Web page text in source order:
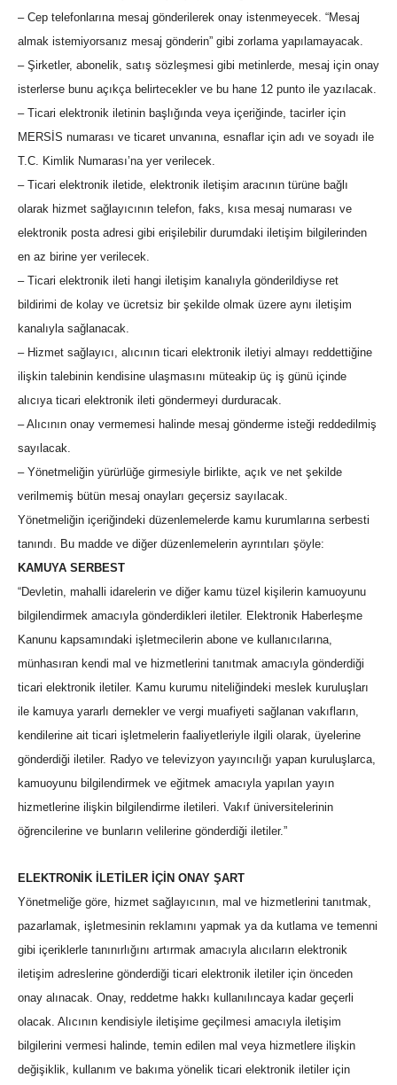
– Cep telefonlarına mesaj gönderilerek onay istenmeyecek. “Mesaj
almak istemiyorsanız mesaj gönderin” gibi zorlama yapılamayacak.
– Şirketler, abonelik, satış sözleşmesi gibi metinlerde, mesaj için onay
isterlerse bunu açıkça belirtecekler ve bu hane 12 punto ile yazılacak.
– Ticari elektronik iletinin başlığında veya içeriğinde, tacirler için
MERSİS numarası ve ticaret unvanına, esnaflar için adı ve soyadı ile
T.C. Kimlik Numarası’na yer verilecek.
– Ticari elektronik iletide, elektronik iletişim aracının türüne bağlı
olarak hizmet sağlayıcının telefon, faks, kısa mesaj numarası ve
elektronik posta adresi gibi erişilebilir durumdaki iletişim bilgilerinden
en az birine yer verilecek.
– Ticari elektronik ileti hangi iletişim kanalıyla gönderildiyse ret
bildirimi de kolay ve ücretsiz bir şekilde olmak üzere aynı iletişim
kanalıyla sağlanacak.
– Hizmet sağlayıcı, alıcının ticari elektronik iletiyi almayı reddettiğine
ilişkin talebinin kendisine ulaşmasını müteakip üç iş günü içinde
alıcıya ticari elektronik ileti göndermeyi durduracak.
– Alıcının onay vermemesi halinde mesaj gönderme isteği reddedilmiş
sayılacak.
– Yönetmeliğin yürürlüğe girmesiyle birlikte, açık ve net şekilde
verilmemiş bütün mesaj onayları geçersiz sayılacak.
Yönetmeliğin içeriğindeki düzenlemelerde kamu kurumlarına serbesti
tanındı. Bu madde ve diğer düzenlemelerin ayrıntıları şöyle:
KAMUYA SERBEST
“Devletin, mahalli idarelerin ve diğer kamu tüzel kişilerin kamuoyunu
bilgilendirmek amacıyla gönderdikleri iletiler. Elektronik Haberleşme
Kanunu kapsamındaki işletmecilerin abone ve kullanıcılarına,
münhasıran kendi mal ve hizmetlerini tanıtmak amacıyla gönderdiği
ticari elektronik iletiler. Kamu kurumu niteliğindeki meslek kuruluşları
ile kamuya yararlı dernekler ve vergi muafiyeti sağlanan vakıfların,
kendilerine ait ticari işletmelerin faaliyetleriyle ilgili olarak, üyelerine
gönderdiği iletiler. Radyo ve televizyon yayıncılığı yapan kuruluşlarca,
kamuoyunu bilgilendirmek ve eğitmek amacıyla yapılan yayın
hizmetlerine ilişkin bilgilendirme iletileri. Vakıf üniversitelerinin
öğrencilerine ve bunların velilerine gönderdiği iletiler.”
ELEKTRONİK İLETİLER İÇİN ONAY ŞART
Yönetmeliğe göre, hizmet sağlayıcının, mal ve hizmetlerini tanıtmak,
pazarlamak, işletmesinin reklamını yapmak ya da kutlama ve temenni
gibi içeriklerle tanınırlığını artırmak amacıyla alıcıların elektronik
iletişim adreslerine gönderdiği ticari elektronik iletiler için önceden
onay alınacak. Onay, reddetme hakkı kullanılıncaya kadar geçerli
olacak. Alıcının kendisiyle iletişime geçilmesi amacıyla iletişim
bilgilerini vermesi halinde, temin edilen mal veya hizmetlere ilişkin
değişiklik, kullanım ve bakıma yönelik ticari elektronik iletiler için